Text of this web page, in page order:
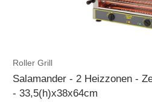
Roller Grill
Salamander - 2 Heizzonen -
- 33,5(h)x38x64cm